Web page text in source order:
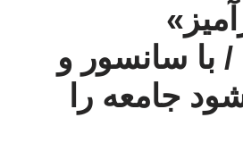
با سانسور و
جامعه را